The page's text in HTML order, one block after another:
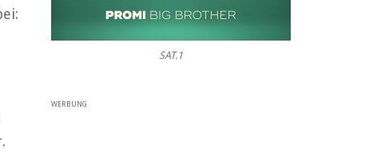
SAT.1
WERBUNG